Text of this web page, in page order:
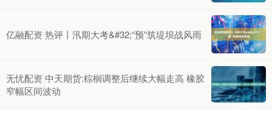
亿融配资 热评丨汛期大考&#32;“预”筑堤坝战风雨
无忧配资 中天期货:棕榈调整后继续大幅走高 橡胶
窄幅区间波动